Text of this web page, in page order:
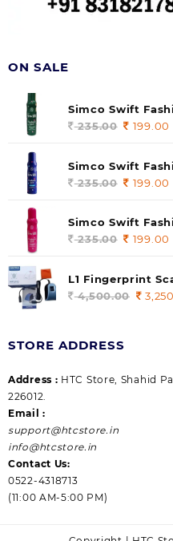
ON SALE
Simco Swift
(soul) 140ml
235.00 Original
was:
235.00.
199.00
Simco Swift
140 ml (pack of 1)
235.00 Original
was:
235.00.
199.00
Simco Swift
(Gossip) 140ml
235.00 Original
was:
235.00.
199.00
L1 Fingerprint
|Aadhaar
4,500.00
STORE ADDRESS
Address : HTC Store, Shahid
226012.
Email :
support@htcstore.in
info@htcstore.in
Contact Us:
0522-4318713
(11:00 AM-5:00 PM)